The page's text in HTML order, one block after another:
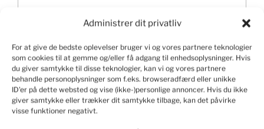
Administrer dit privatliv
For at give de bedste oplevelser bruger vi og vores partnere teknologier
som cookies til at gemme og/eller få adgang til enhedsoplysninger. Hvis
du giver samtykke til disse teknologier, kan vi og vores partnere
behandle personoplysninger som f.eks. browseradfærd eller unikke
ID'er på dette websted og vise (ikke-)personlige annoncer. Hvis du ikke
giver samtykke eller trækker dit samtykke tilbage, kan det påvirke
visse funktioner negativt.
Navn
E-mail